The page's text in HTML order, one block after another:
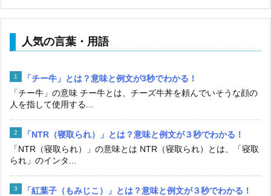
人気の言葉・用語
「チー牛」とは？意味と例文が3秒でわかる！
「チー牛」の意味 チー牛とは、チーズ牛丼を頼んでいそうな顔の
人を指して使用する...
「NTR（寝取られ）」とは？意味と例文が３秒でわかる！
「NTR（寝取られ）」の意味とは NTR（寝取られ）とは、「寝取
られ」のインタ...
「紅葉子（もみじこ）」とは？意味と例文が３秒でわかる！